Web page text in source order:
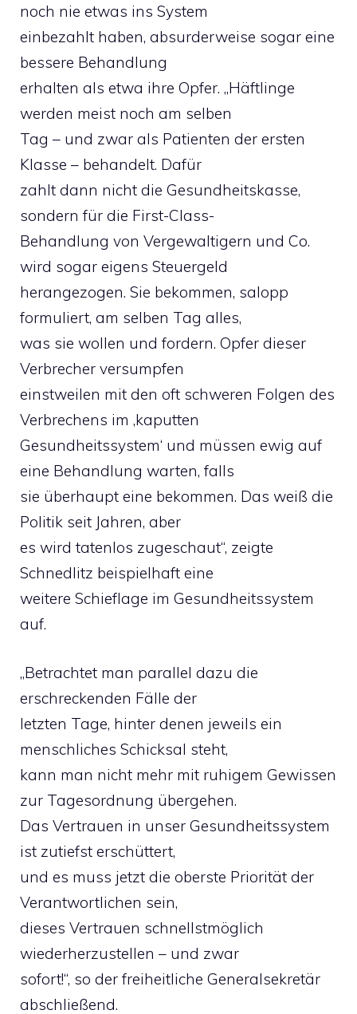
noch nie etwas ins System
einbezahlt haben, absurderweise sogar eine
bessere Behandlung
erhalten als etwa ihre Opfer. „Häftlinge
werden meist noch am selben
Tag – und zwar als Patienten der ersten
Klasse – behandelt. Dafür
zahlt dann nicht die Gesundheitskasse,
sondern für die First-Class-
Behandlung von Vergewaltigern und Co.
wird sogar eigens Steuergeld
herangezogen. Sie bekommen, salopp
formuliert, am selben Tag alles,
was sie wollen und fordern. Opfer dieser
Verbrecher versumpfen
einstweilen mit den oft schweren Folgen des
Verbrechens im ‚kaputten
Gesundheitssystem‘ und müssen ewig auf
eine Behandlung warten, falls
sie überhaupt eine bekommen. Das weiß die
Politik seit Jahren, aber
es wird tatenlos zugeschaut“, zeigte
Schnedlitz beispielhaft eine
weitere Schieflage im Gesundheitssystem
auf.
„Betrachtet man parallel dazu die
erschreckenden Fälle der
letzten Tage, hinter denen jeweils ein
menschliches Schicksal steht,
kann man nicht mehr mit ruhigem Gewissen
zur Tagesordnung übergehen.
Das Vertrauen in unser Gesundheitssystem
ist zutiefst erschüttert,
und es muss jetzt die oberste Priorität der
Verantwortlichen sein,
dieses Vertrauen schnellstmöglich
wiederherzustellen – und zwar
sofort!“, so der freiheitliche Generalsekretär
abschließend.